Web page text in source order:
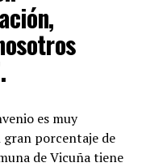
es muy
porcentaje de
de Vicuña tiene